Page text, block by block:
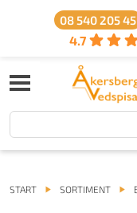
08 540 205 45
4.7
START SORTIMENT